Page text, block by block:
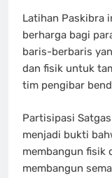
Latihan Paskibra
berharga bagi
baris-berbaris
dan fisik untuk
tim pengibar
Partisipasi
menjadi bukti
membangun fisik
membangun